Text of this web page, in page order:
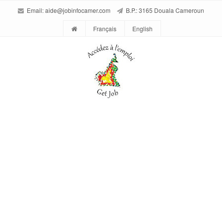
Email:aide@jobinfocamer.com B.P.: 3165 Douala Cameroun
Français English